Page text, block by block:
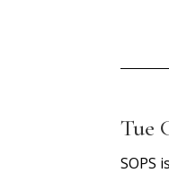
Tue
SOPS